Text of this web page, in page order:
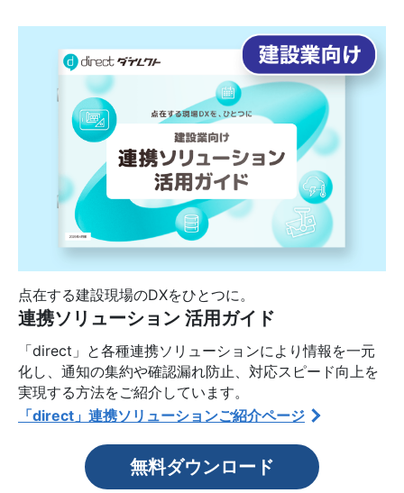
点在する建設現場のDXをひとつに。
連携ソリューション 活用ガイド
「direct」と各種連携ソリューションにより情報を一元
化し、通知の集約や確認漏れ防止、対応スピード向上を
実現する方法をご紹介しています。
「direct」連携ソリューションご紹介ページ
無料ダウンロード